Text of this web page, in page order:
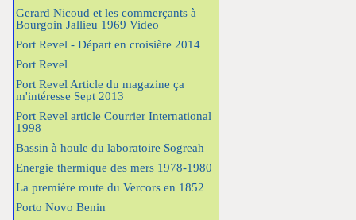
Gerard Nicoud et les commerçants à
Bourgoin Jallieu 1969 Video
Port Revel - Départ en croisière 2014
Port Revel
Port Revel Article du magazine ça
m'intéresse Sept 2013
Port Revel article Courrier International
1998
Bassin à houle du laboratoire Sogreah
Energie thermique des mers 1978-1980
La première route du Vercors en 1852
Porto Novo Benin